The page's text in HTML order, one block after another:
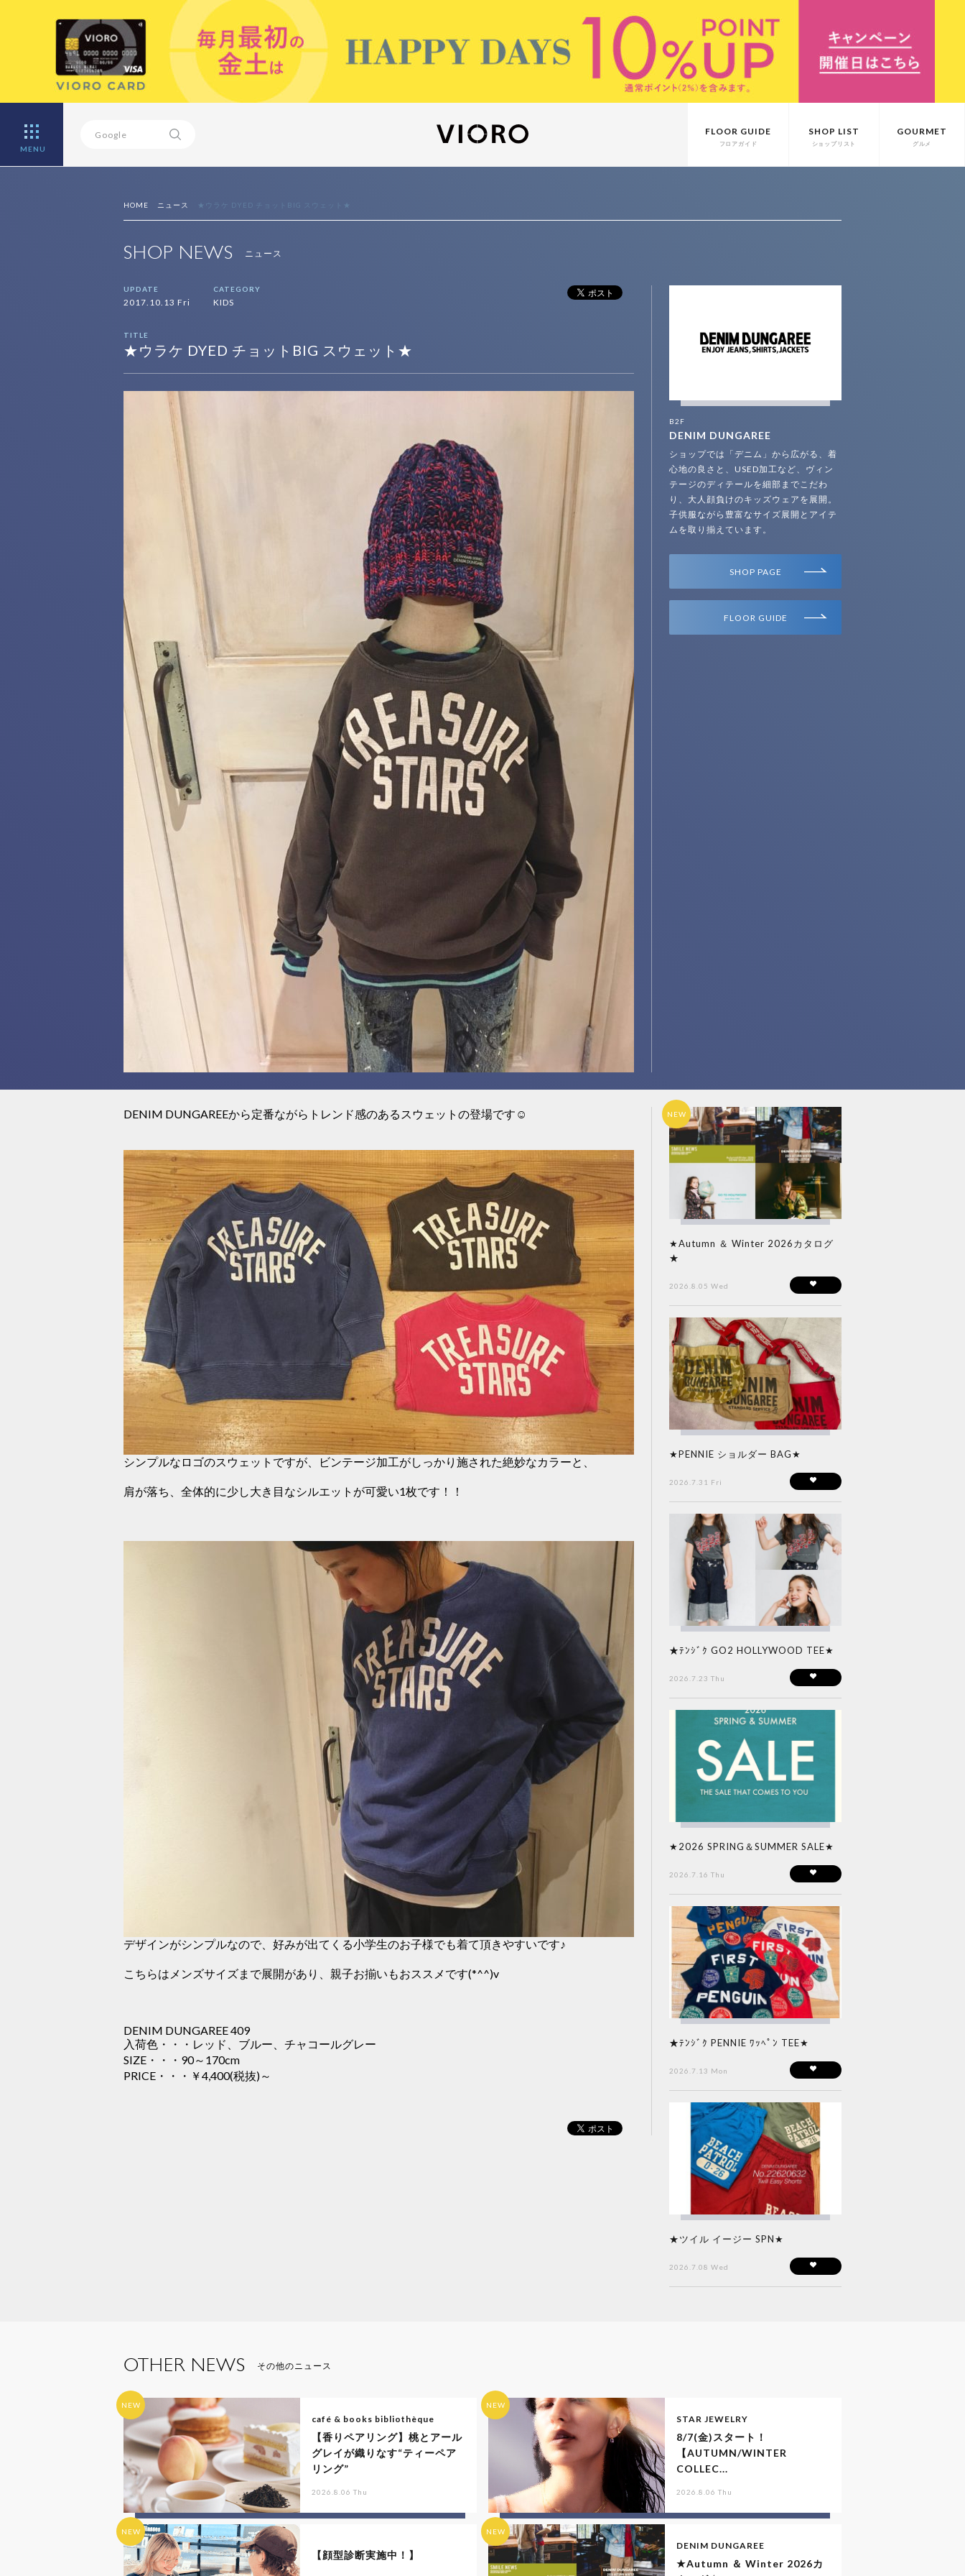
MENU
FLOOR GUIDE
フロアガイド
SHOP LIST
ショップリスト
GOURMET
グルメ
HOME ニュース ★ウラケ DYED チョットBIG スウェット★
SHOP NEWS ニュース
UPDATE
2017.10.13 Fri
CATEGORY
KIDS
TITLE
★ウラケ DYED チョットBIG スウェット★
B2F
DENIM DUNGAREE
ショップでは「デニム」から広がる、着
心地の良さと、USED加工など、ヴィン
テージのディテールを細部までこだわ
り、大人顔負けのキッズウェアを展開。
子供服ながら豊富なサイズ展開とアイテ
ムを取り揃えています。
SHOP PAGE
FLOOR GUIDE
DENIM DUNGAREEから定番ながらトレンド感のあるスウェットの登場です☺
シンプルなロゴのスウェットですが、ビンテージ加工がしっかり施された絶妙なカラーと、
肩が落ち、全体的に少し大き目なシルエットが可愛い1枚です！！
デザインがシンプルなので、好みが出てくる小学生のお子様でも着て頂きやすいです♪
こちらはメンズサイズまで展開があり、親子お揃いもおススメです(*^^)v
DENIM DUNGAREE 409
入荷色・・・レッド、ブルー、チャコールグレー
SIZE・・・90～170cm
PRICE・・・￥4,400(税抜)～
NEW
★Autumn ＆ Winter 2026カタログ
★
2026.8.05 Wed
★PENNIE ショルダー BAG★
2026.7.31 Fri
★ﾃﾝｼﾞｸ GO2 HOLLYWOOD TEE★
2026.7.23 Thu
★2026 SPRING＆SUMMER SALE★
2026.7.16 Thu
★ﾃﾝｼﾞｸ PENNIE ﾜｯﾍﾟﾝ TEE★
2026.7.13 Mon
★ツイル イージー SPN★
2026.7.08 Wed
OTHER NEWS その他のニュース
NEW
café & books bibliothèque
【香りペアリング】桃とアール
グレイが織りなす“ティーペア
リング”
2026.8.06 Thu
NEW
STAR JEWELRY
8/7(金)スタート！
【AUTUMN/WINTER
COLLEC...
2026.8.06 Thu
NEW
【顔型診断実施中！】
NEW
DENIM DUNGAREE
★Autumn ＆ Winter 2026カ